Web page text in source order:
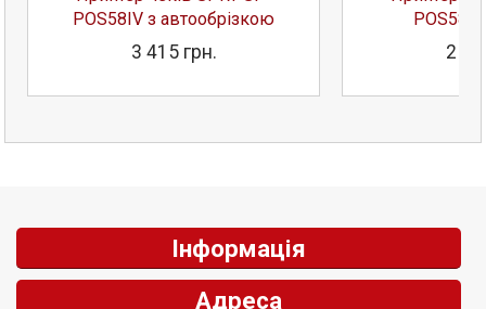
POS58IV з автообрізкою
3 415 грн. 2
Інформація
Адреса